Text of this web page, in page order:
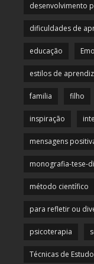
desenvolvimento
dificuldades de
educação
estilos de
familia filho
inspiração
mensagens
monografia-tese-
método científico
para refletir ou
psicoterapia
Técnicas de Estudo